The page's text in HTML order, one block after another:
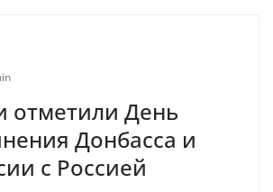
отметили День
Донбасса и
с Россией